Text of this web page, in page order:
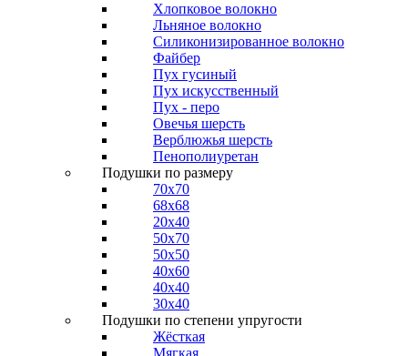
Хлопковое волокно
Льняное волокно
Силиконизированное волокно
Файбер
Пух гусиный
Пух искусственный
Пух - перо
Овечья шерсть
Верблюжья шерсть
Пенополиуретан
Подушки по размеру
70x70
68x68
20x40
50x70
50x50
40x60
40x40
30x40
Подушки по степени упругости
Жёсткая
Мягкая